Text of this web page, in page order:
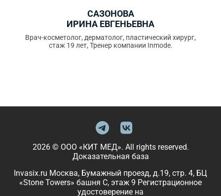
САЗОНОВА
ИРИНА ЕВГЕНЬЕВНА
Врач-косметолог, дерматолог, пластический хирург,
стаж 19 лет, Тренер компании Inmode.
2026 © ООО «КИТ МЕД». All rights reserved.
Доказательная база
Invasix.ru Москва, Бумажный проезд, д.19, стр. 4, БЦ
«Stone Towers» башня C, этаж 9 Регистрационное
удостоверение на